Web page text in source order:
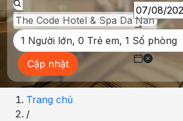
1 Người lớn, 0 Trẻ em, 1 Số phòng
Cập nhật
Trang chủ
/